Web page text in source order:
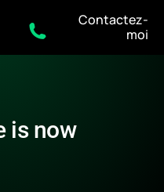
Contactez-
moi
is now